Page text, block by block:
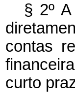
§ 2º
contas
curto